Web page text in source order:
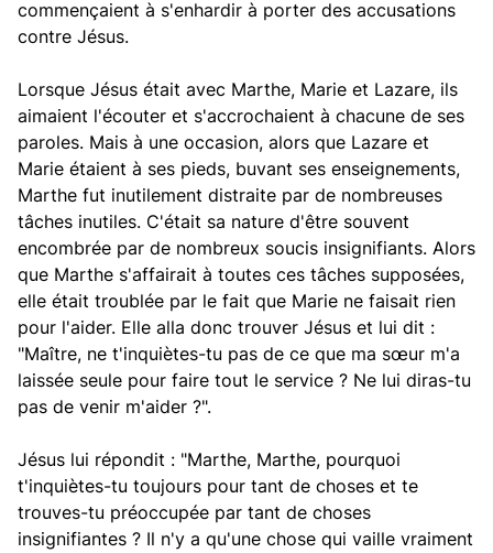
commençaient à s'enhardir à porter des accusations
contre Jésus.
Lorsque Jésus était avec Marthe, Marie et Lazare, ils
aimaient l'écouter et s'accrochaient à chacune de ses
paroles. Mais à une occasion, alors que Lazare et
Marie étaient à ses pieds, buvant ses enseignements,
Marthe fut inutilement distraite par de nombreuses
tâches inutiles. C'était sa nature d'être souvent
encombrée par de nombreux soucis insignifiants. Alors
que Marthe s'affairait à toutes ces tâches supposées,
elle était troublée par le fait que Marie ne faisait rien
pour l'aider. Elle alla donc trouver Jésus et lui dit :
"Maître, ne t'inquiètes-tu pas de ce que ma sœur m'a
laissée seule pour faire tout le service ? Ne lui diras-tu
pas de venir m'aider ?".
Jésus lui répondit : "Marthe, Marthe, pourquoi
t'inquiètes-tu toujours pour tant de choses et te
trouves-tu préoccupée par tant de choses
insignifiantes ? Il n'y a qu'une chose qui vaille vraiment